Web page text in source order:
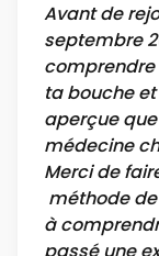
Avant de
septembre
comprendre
ta bouche
aperçue
médecine
Merci de
méthode
à